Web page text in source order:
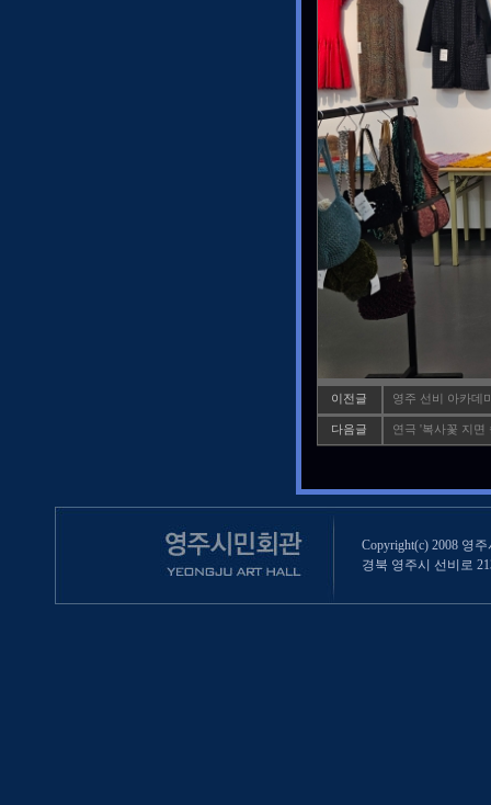
이전글 영주 선비 아카데
다음글 연극 '복사꽃 지면
Copyright(c) 2008 영
경북 영주시 선비로